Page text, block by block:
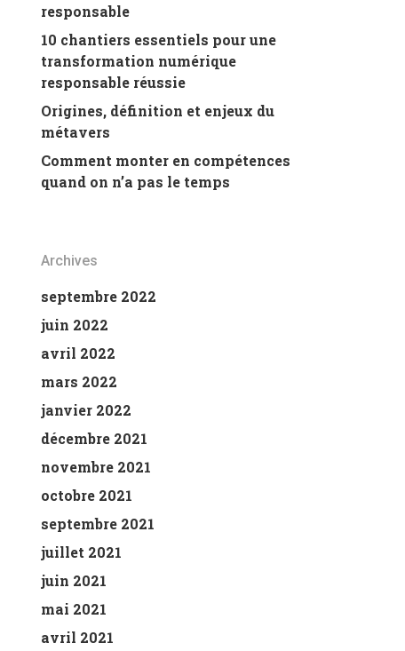
responsable
10 chantiers essentiels pour une
transformation numérique
responsable réussie
Origines, définition et enjeux du
métavers
Comment monter en compétences
quand on n’a pas le temps
Archives
septembre 2022
juin 2022
avril 2022
mars 2022
janvier 2022
décembre 2021
novembre 2021
octobre 2021
septembre 2021
juillet 2021
juin 2021
mai 2021
avril 2021